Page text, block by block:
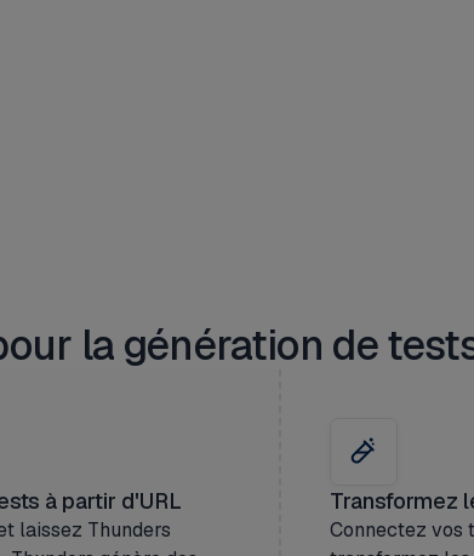
la génération de
à partir d'URL
laissez Thunders
Transformez
Connectez vos